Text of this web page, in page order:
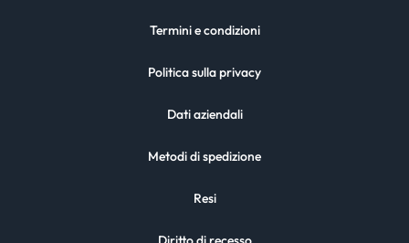
Termini e condizioni
Politica sulla privacy
Dati aziendali
Metodi di spedizione
Resi